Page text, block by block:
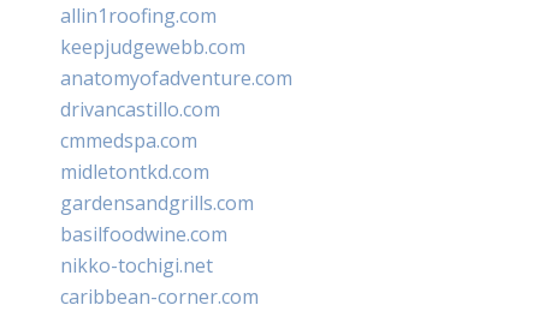
allin1roofing.com
keepjudgewebb.com
anatomyofadventure.com
drivancastillo.com
cmmedspa.com
midletontkd.com
gardensandgrills.com
basilfoodwine.com
nikko-tochigi.net
caribbean-corner.com